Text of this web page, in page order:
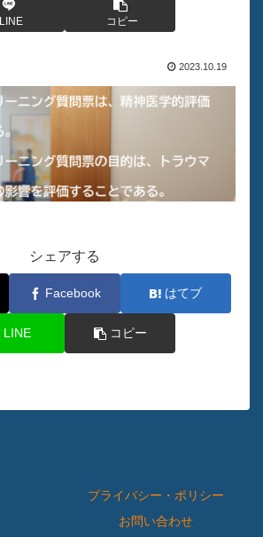
LINE コピー
2023.10.19
シェアする
Facebook はてブ
LINE コピー
プライバシー・ポリシー
お問い合わせ